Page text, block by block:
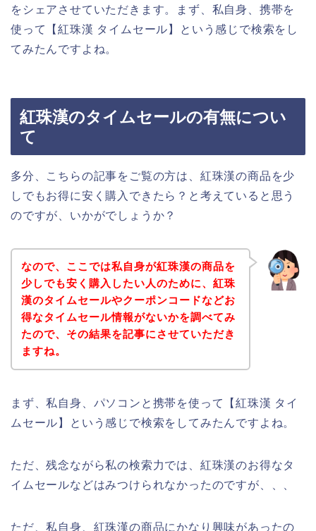
をシェアさせていただきます。まず、私自身、携帯を
使って【紅珠漢 タイムセール】という感じで検索をし
てみたんですよね。
紅珠漢のタイムセールの有無につい
て
多分、こちらの記事をご覧の方は、紅珠漢の商品を少
しでもお得に安く購入できたら？と考えていると思う
のですが、いかがでしょうか？
なので、ここでは私自身が紅珠漢の商品を
少しでも安く購入したい人のために、紅珠
漢のタイムセールやクーポンコードなどお
得なタイムセール情報がないかを調べてみ
たので、その結果を記事にさせていただき
ますね。
まず、私自身、パソコンと携帯を使って【紅珠漢 タイ
ムセール】という感じで検索をしてみたんですよね。
ただ、残念ながら私の検索力では、紅珠漢のお得なタ
イムセールなどはみつけられなかったのですが、、、
ただ、私自身、紅珠漢の商品にかなり興味があったの